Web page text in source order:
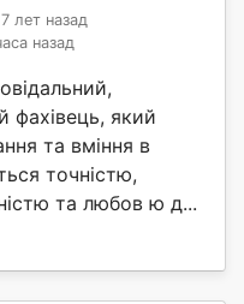
лет назад
назад
фахівець, який
та вміння в
точністю,
та любов ю д...